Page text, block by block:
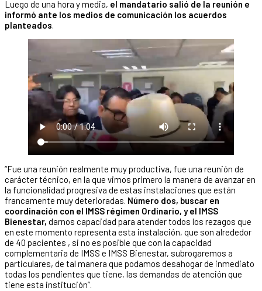
Luego de una hora y media, el mandatario salió de la reunión e
informó ante los medios de comunicación los acuerdos
planteados.
“Fue una reunión realmente muy productiva, fue una reunión de
carácter técnico, en la que vimos primero la manera de avanzar en
la funcionalidad progresiva de estas instalaciones que están
francamente muy deterioradas. Número dos, buscar en
coordinación con el IMSS régimen Ordinario, y el IMSS
Bienestar, darnos capacidad para atender todos los rezagos que
en este momento representa esta instalación, que son alrededor
de 40 pacientes , si no es posible que con la capacidad
complementaria de IMSS e IMSS Bienestar, subrogaremos a
particulares, de tal manera que podamos desahogar de inmediato
todas los pendientes que tiene, las demandas de atención que
tiene esta institución”.